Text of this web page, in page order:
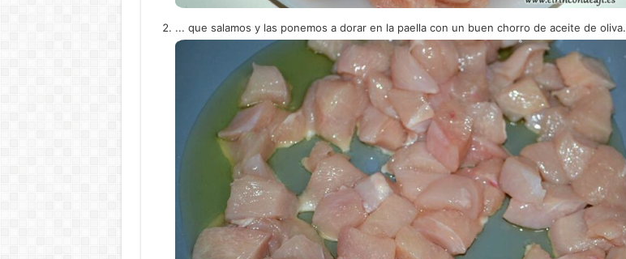
... que salamos y las ponemos a dorar en la paella con un buen chorro de aceite de oliva.